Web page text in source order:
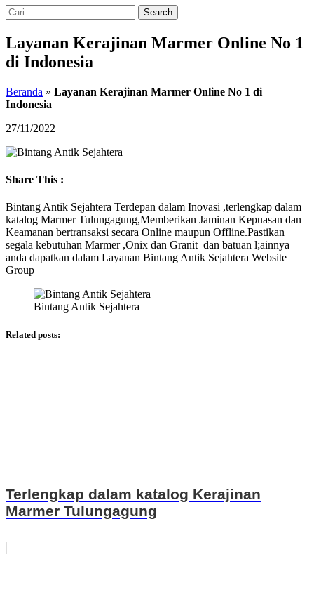
Search
Layanan Kerajinan Marmer Online No 1
di Indonesia
Beranda » Layanan Kerajinan Marmer Online No 1 di
Indonesia
27/11/2022
Share This :
Bintang Antik Sejahtera Terdepan dalam Inovasi ,terlengkap dalam
katalog Marmer Tulungagung,Memberikan Jaminan Kepuasan dan
Keamanan bertransaksi secara Online maupun Offline.Pastikan
segala kebutuhan Marmer ,Onix dan Granit dan batuan l;ainnya
anda dapatkan dalam Layanan Bintang Antik Sejahtera Website
Group
Bintang Antik Sejahtera
Related posts:
Terlengkap dalam katalog Kerajinan
Marmer Tulungagung